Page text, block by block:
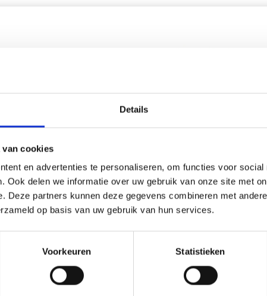
Details
van cookies
en advertenties te personaliseren, om functies voor social
Ook delen we informatie over uw gebruik van onze site met
Deze partners kunnen deze gegevens combineren met
op basis van uw gebruik van hun services.
Voorkeuren Statistieken
CERCLE À BRODER
DMC MOULINÉ SPÉCIAL 25
100% Coton